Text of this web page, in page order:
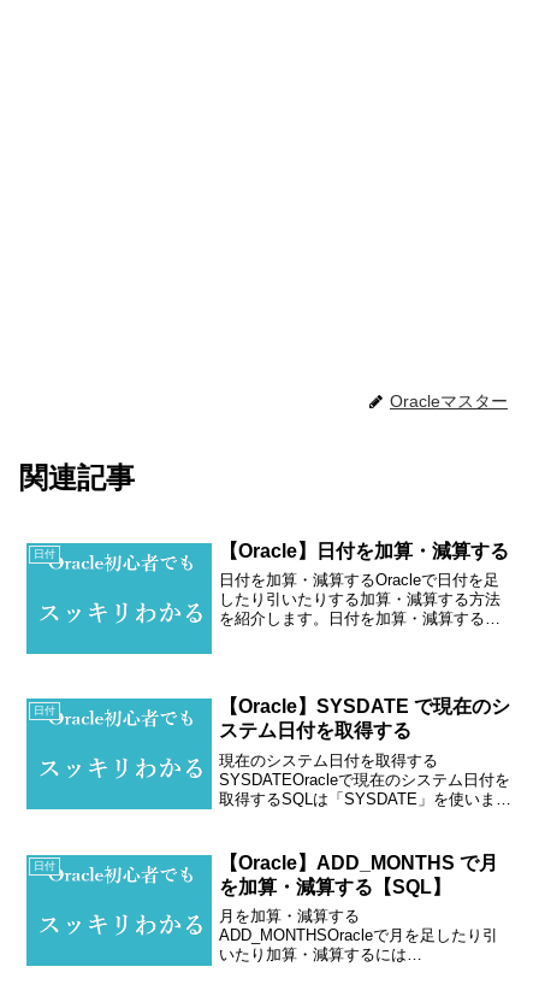
Oracleマスター
関連記事
日付 【Oracle】日付を加算・減算する
日付を加算・減算するOracleで日付を足
したり引いたりする加算・減算する方法
を紹介します。日付を加算・減算するに
SY...
日付
【Oracle】SYSDATE で現在のシ
ステム日付を取得する
現在のシステム日付を取得する
SYSDATEOracleで現在のシステム日付を
取得するSQLは「SYSDATE」を使いま
SELECT SYSDATE FROM...
日付
【Oracle】ADD_MONTHS で月
を加算・減算する【SQL】
月を加算・減算する
ADD_MONTHSOracleで月を足したり引
いたり加算・減算するには